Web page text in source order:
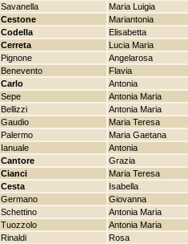
Savanella Maria Luigia
Cestone Mariantonia
Codella Elisabetta
Cerreta Lucia Maria
Pignone Angelarosa
Benevento Flavia
Carlo Antonia
Sepe Antonia Maria
Bellizzi Antonia Maria
Gaudio Maria Teresa
Palermo Maria Gaetana
Ianuale Antonia
Cantore Grazia
Cianci Maria Teresa
Cesta Isabella
Germano Giovanna
Schettino Antonia Maria
Tuozzolo Antonia Maria
Rinaldi Rosa